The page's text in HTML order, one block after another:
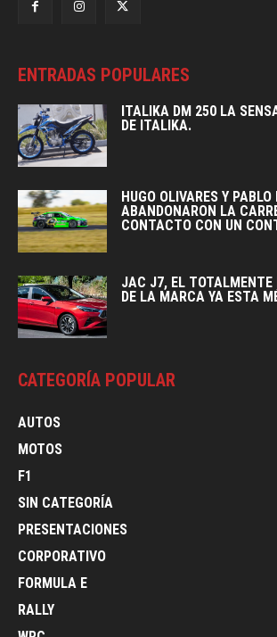
ENTRADAS POPULARES
ITALIKA DM 250 LA
DE ITALIKA.
HUGO OLIVARES Y
ABANDONARON LA
CONTACTO CON UN
JAC J7, EL TOTALMENTE
DE LA MARCA YA ESTA
CATEGORÍA POPULAR
AUTOS
MOTOS
F1
SIN CATEGORÍA
PRESENTACIONES
CORPORATIVO
FORMULA E
RALLY